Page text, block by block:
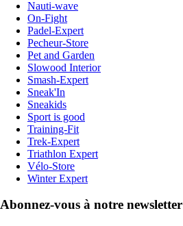
Nauti-wave
On-Fight
Padel-Expert
Pecheur-Store
Pet and Garden
Slowood Interior
Smash-Expert
Sneak'In
Sneakids
Sport is good
Training-Fit
Trek-Expert
Triathlon Expert
Vélo-Store
Winter Expert
Abonnez-vous à notre newsletter